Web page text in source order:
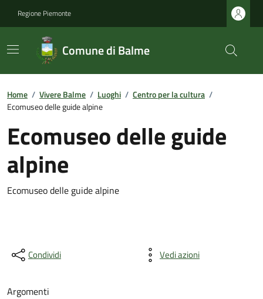
Regione Piemonte
Comune di Balme
Home / Vivere Balme / Luoghi / Centro per la cultura /
Ecomuseo delle guide alpine
Ecomuseo delle guide
alpine
Ecomuseo delle guide alpine
Condividi Vedi azioni
Argomenti